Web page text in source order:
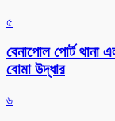
৫
বেনাপোল পোর্ট
বোমা উদ্ধার
৬